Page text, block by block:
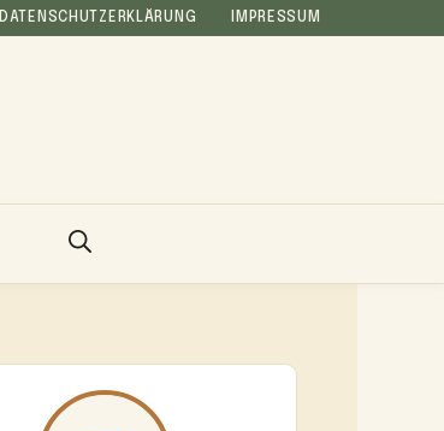
DATENSCHUTZERKLÄRUNG IMPRESSUM